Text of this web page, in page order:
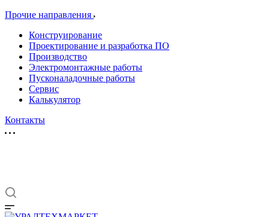
Прочие направления
Конструирование
Проектирование и разработка ПО
Производство
Электромонтажные работы
Пусконаладочные работы
Сервис
Калькулятор
Контакты